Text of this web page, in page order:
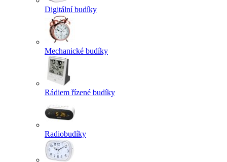
Digitální budíky
Mechanické budíky
Rádiem řízené budíky
Radiobudíky